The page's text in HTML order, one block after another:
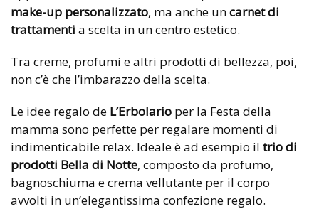
make-up personalizzato, ma anche uncarnet di
trattamenti a scelta in un centro estetico.
Tra creme, profumi e altri prodotti di bellezza, poi,
non c’è che l’imbarazzo della scelta.
Le idee regalo de L’Erbolario per la Festa della
mamma sono perfette per regalare momenti di
indimenticabile relax. Ideale è ad esempio il trio di
prodotti Bella di Notte, composto da profumo,
bagnoschiuma e crema vellutante per il corpo
avvolti in un’elegantissima confezione regalo.